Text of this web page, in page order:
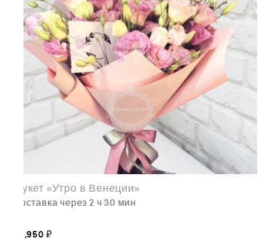
Букет «Утро в Венеции»
доставка через 2 ч 30 мин
13,950 ₽